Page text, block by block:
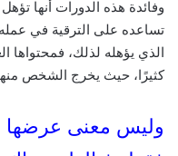
وفائدة هذه الدورات أنها
تساعده على الترقية في
الذي يؤهله لذلك، فمحتواها
كثيرًا، حيث يخرج الشخص
وليس معنى عرضها